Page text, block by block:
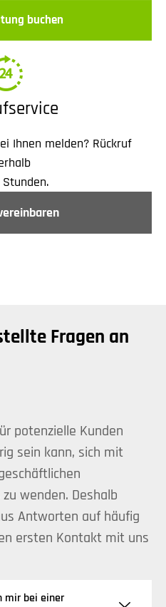
buchen
Ihnen melden? Rückruf
Fragen an
potenzielle Kunden
sein kann, sich mit
wenden. Deshalb
Antworten auf häufig
ersten Kontakt mit uns
mir bei einer